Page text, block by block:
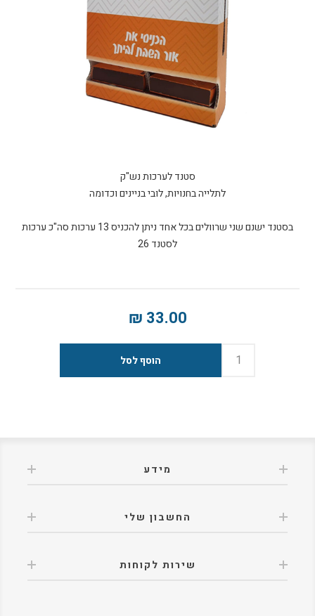
בסטנד ישנם שני שרוולים בכל אחד ניתן להכניס 13 ערכות סה"כ ערכות
לסטנד 26
33.00 ₪
מידע
החשבון שלי
שירות לקוחות